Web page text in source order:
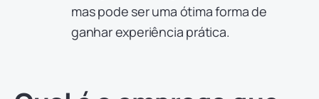
mas pode ser uma ótima forma de
ganhar experiência prática.